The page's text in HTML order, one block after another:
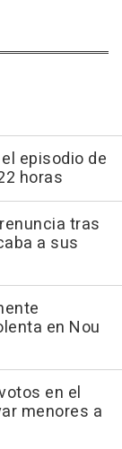
episodio de
horas
tras
a sus
en Nou
en el
menores a